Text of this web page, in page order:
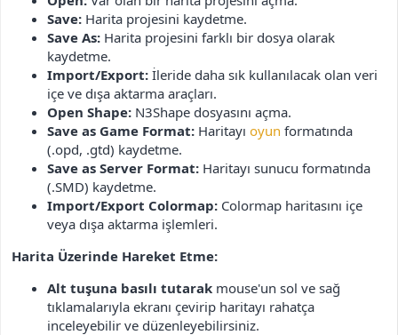
Save: Harita projesini kaydetme.
Save As: Harita projesini farklı bir dosya olarak
kaydetme.
Import/Export: İleride daha sık kullanılacak olan veri
içe ve dışa aktarma araçları.
Open Shape: N3Shape dosyasını açma.
Save as Game Format: Haritayı oyun formatında
(.opd, .gtd) kaydetme.
Save as Server Format: Haritayı sunucu formatında
(.SMD) kaydetme.
Import/Export Colormap: Colormap haritasını içe
veya dışa aktarma işlemleri.
Harita Üzerinde Hareket Etme:
Alt tuşuna basılı tutarak mouse'un sol ve sağ
tıklamalarıyla ekranı çevirip haritayı rahatça
inceleyebilir ve düzenleyebilirsiniz.